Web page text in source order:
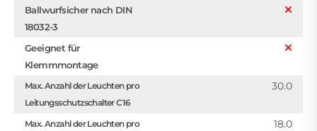
Ballwurfsicher nach DIN
18032-3
Geeignet für
Klemmmontage
Max. Anzahl der Leuchten pro
Leitungsschutzschalter C16
30.0
Max. Anzahl der Leuchten pro 18.0